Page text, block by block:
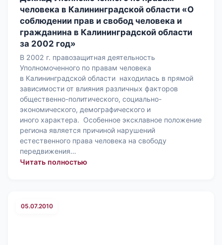
человека в Калининградской области «О
соблюдении прав и свобод человека и
гражданина в Калининградской области
за 2002 год»
В 2002 г. правозащитная деятельность
Уполномоченного по правам человека
в Калининградской области находилась в прямой
зависимости от влияния различных факторов
общественно-политического, социально-
экономического, демографического и
иного характера. Особенное эксклавное положение
региона является причиной нарушений
естественного права человека на свободу
передвижения…
Читать полностью: Доклад Уполномоченного по
05.07.2010